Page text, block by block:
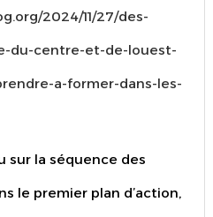
2024/11/27/des-
du-centre-et-de-louest-
a-former-dans-les-
sur la séquence des
le premier plan d’action,